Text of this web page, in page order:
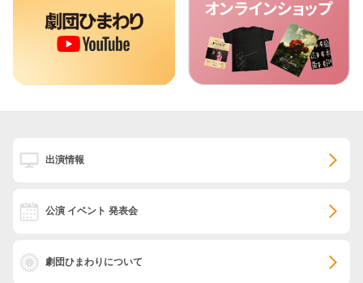
出演情報
公演 イベント 発表会
劇団ひまわりについて